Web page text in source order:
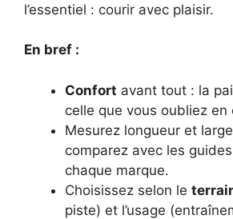
l’essentiel : courir avec plaisir.
En bref :
Confort avant tout : la
celle que vous oubliez en
Mesurez longueur et
comparez avec les
chaque marque.
Choisissez selon le
piste) et l’usage